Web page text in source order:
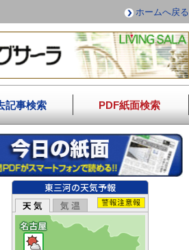
ホームへ戻る
記事検索 PDF紙面検索